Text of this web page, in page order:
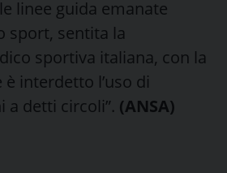
linee guida emanate
sport, sentita la
sportiva italiana, con la
interdetto l’uso di
a detti circoli”. (ANSA)